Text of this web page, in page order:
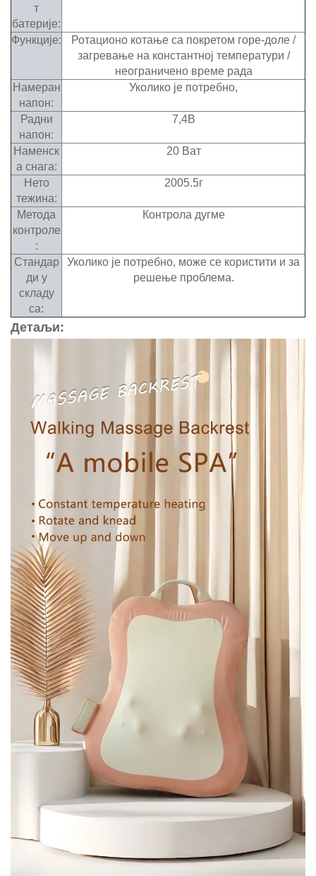
т
батерије:
Функције:
Ротационо котање са покретом горе-доле /
загревање на константној температури /
неограничено време рада
Намеран
напон:
Уколико је потребно,
Радни
напон:
7,4В
Наменск
а снага:
20 Ват
Нето
тежина:
2005.5г
Метода
контроле
:
Контрола дугме
Стандар
ди у
складу
са:
Уколико је потребно, може се користити и за
решење проблема.
Детаљи: